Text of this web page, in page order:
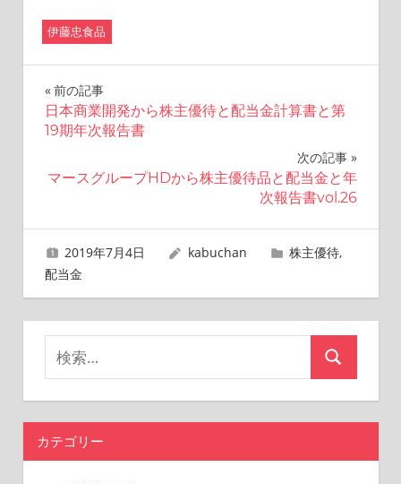
伊藤忠食品
投
稿
ナ
ゲ
ー
シ
ョ
ン
前の記事
日本商業開発から株主優待と配当金計算書と第
19期年次報告書
次の記事
マースグループHDから株主優待品と配当金と年
次報告書vol.26
2019年7月4日 kabuchan 株主優待,
配当金
対
象:
検
カテゴリー